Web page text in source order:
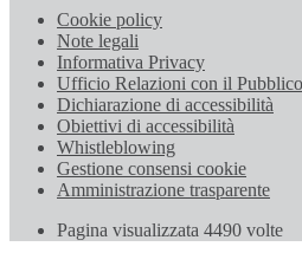
Cookie policy
Note legali
Informativa Privacy
Ufficio Relazioni con il Pubblico
Dichiarazione di accessibilità
Obiettivi di accessibilità
Whistleblowing
Gestione consensi cookie
Amministrazione trasparente
Pagina visualizzata 4490 volte